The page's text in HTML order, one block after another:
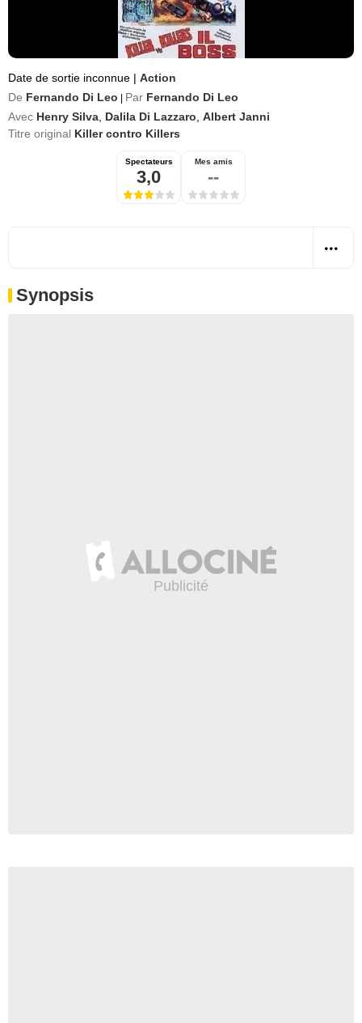
Date de sortie inconnue | Action
De Fernando Di Leo Par Fernando Di Leo
Avec Henry Silva Dalila Di Lazzaro Albert Janni
Titre original Killer contro Killers
Spectateurs
3,0
Mes amis
--
Synopsis